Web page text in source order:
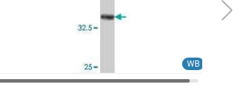
WB